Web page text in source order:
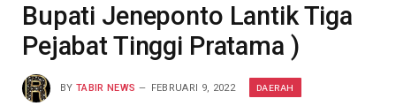
Bupati Jeneponto Lantik Tiga
Pejabat Tinggi Pratama )
BY TABIR NEWS FEBRUARI 9, 2022 DAERAH